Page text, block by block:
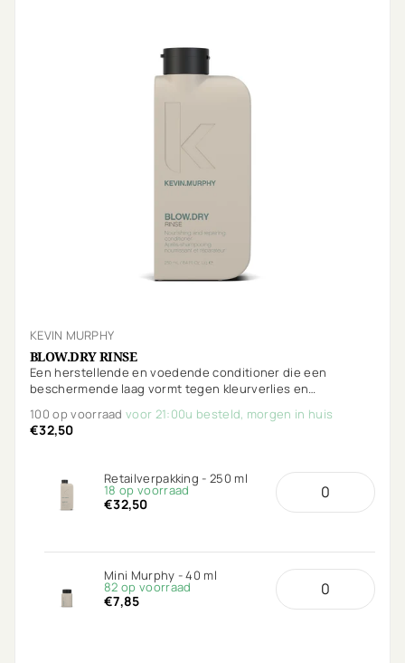
KEVIN MURPHY
BLOW.DRY RINSE
Een herstellende en voedende conditioner die een
beschermende laag vormt tegen kleurverlies en
beschermt het haar met extra beschermende voordelen
tegen hitte.
100 op voorraadvoor 21:00u besteld, morgen in huis
€32,50
Retailverpakking - 250 ml
18 op voorraad
€32,50
Mini Murphy - 40 ml
82 op voorraad
€7,85